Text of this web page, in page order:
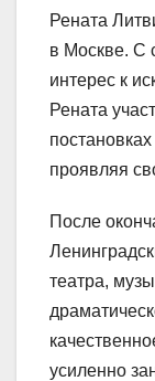
Рената
в Москве. С
интерес к
Рената
проявляя
После
театра,
усиленно